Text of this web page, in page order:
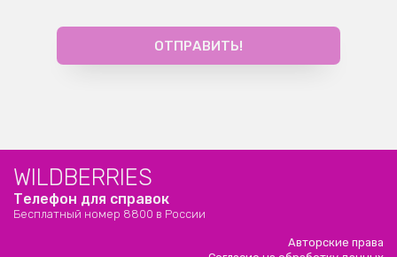
WILDBERRIES
Телефон для справок
Бесплатный номер 8800 в России
Авторские права